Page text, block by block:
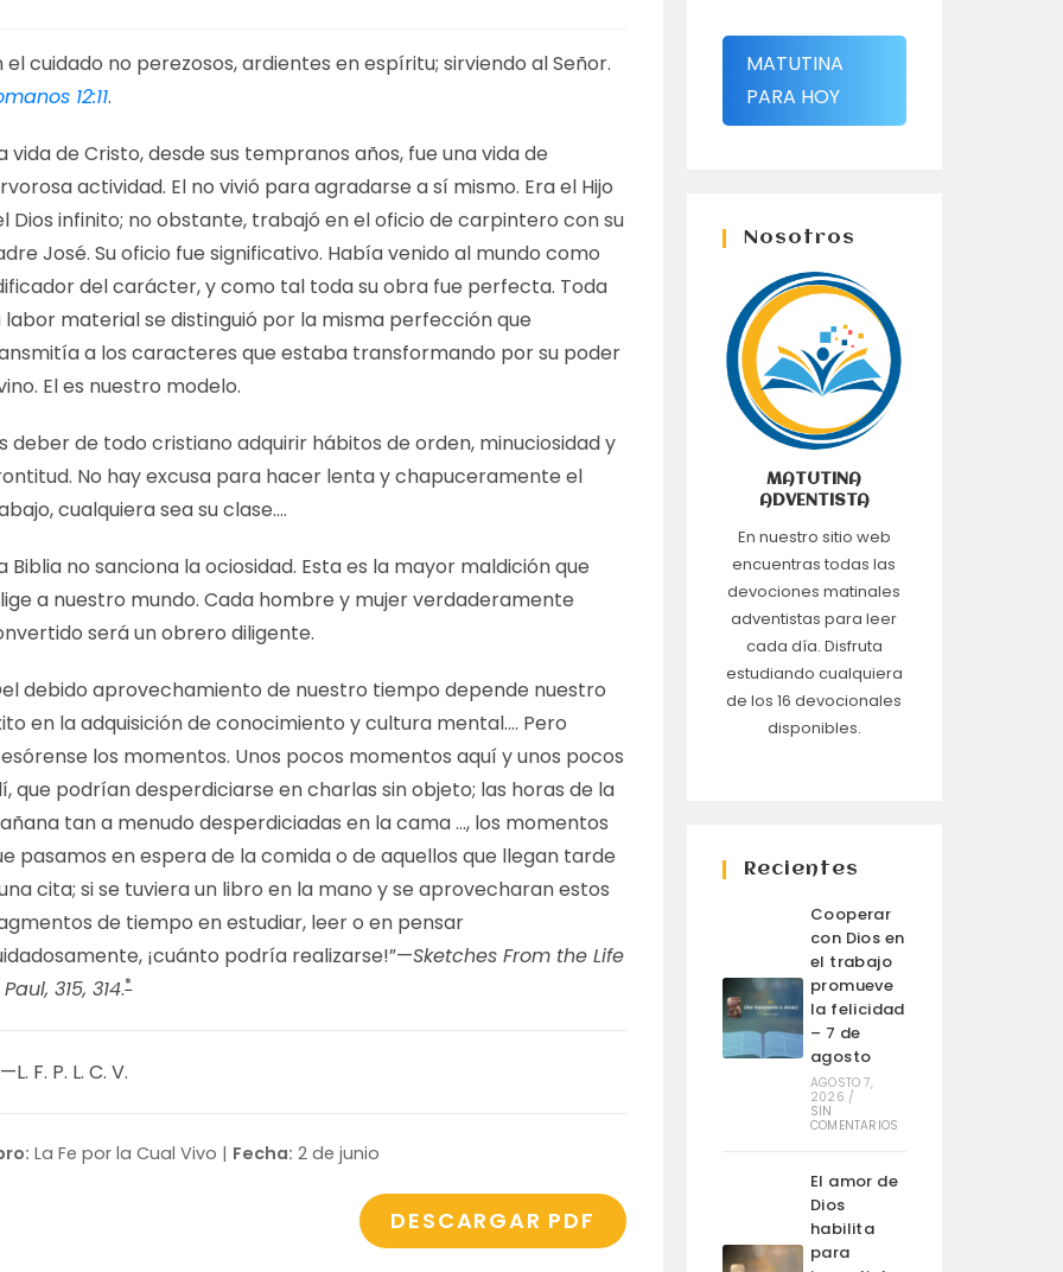
el cuidado no perezosos, ardientes en espíritu; sirviendo al Señor.
12:11.
vida de Cristo, desde sus tempranos años, fue una vida de
actividad. El no vivió para agradarse a sí mismo. Era el Hijo
Dios infinito; no obstante, trabajó en el oficio de carpintero con su
José. Su oficio fue significativo. Había venido al mundo como
del carácter, y como tal toda su obra fue perfecta. Toda
labor material se distinguió por la misma perfección que
a los caracteres que estaba transformando por su poder
El es nuestro modelo.
deber de todo cristiano adquirir hábitos de orden, minuciosidad y
No hay excusa para hacer lenta y chapuceramente el
cualquiera sea su clase….
Biblia no sanciona la ociosidad. Esta es la mayor maldición que
a nuestro mundo. Cada hombre y mujer verdaderamente
será un obrero diligente.
debido aprovechamiento de nuestro tiempo depende nuestro
en la adquisición de conocimiento y cultura mental…. Pero
los momentos. Unos pocos momentos aquí y unos pocos
que podrían desperdiciarse en charlas sin objeto; las horas de la
tan a menudo desperdiciadas en la cama …, los momentos
pasamos en espera de la comida o de aquellos que llegan tarde
cita; si se tuviera un libro en la mano y se aprovecharan estos
de tiempo en estudiar, leer o en pensar
¡cuánto podría realizarse!”—Sketches From the Life
315, 314.*
F. P. L. C. V.
La Fe por la Cual Vivo | Fecha: 2 de junio
DESCARGAR PDF
MATUTINA
PARA HOY
Nosotros
MATUTINA
ADVENTISTA
En nuestro sitio web
encuentras todas las
devociones matinales
adventistas para leer
cada día. Disfruta
estudiando cualquiera
de los 16 devocionales
disponibles.
Recientes
Cooperar
con Dios en
el trabajo
promueve
la felicidad
– 7 de
agosto
AGOSTO 7,
2026 /
SIN
COMENTARIOS
El amor de
Dios
habilita
para